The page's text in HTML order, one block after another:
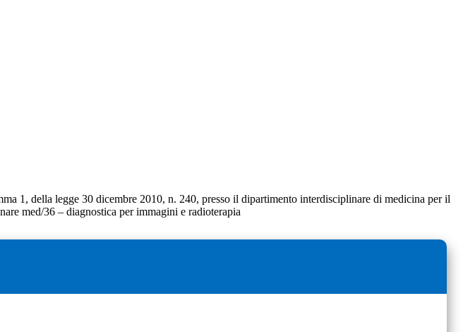
1, della legge 30 dicembre 2010, n. 240, presso il dipartimento interdisciplinare di medicina per il
med/36 – diagnostica per immagini e radioterapia